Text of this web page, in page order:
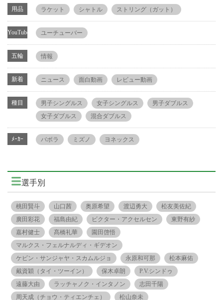
用品 ラケット シャトル ストリング（ガット）
YouTube ユーチューバー
五輪 情報
新着 ニュース 面白動画 レビュー動画
種目 男子シングルス 女子シングルス
男子ダブルス
女子ダブルス
混合ダブルス
ﾒｰｶｰ バボラ ミズノ ヨネックス
選手別
桃田賢斗 山口茜 奥原希望 渡辺勇大
松友美佐紀
廣田彩花
福島由紀 ビクター・アクセルセン
東野有紗
嘉村健士
髙橋礼華
園田啓悟
マルクス・フェルナルディ・ギデオン
ケビン・サンジャヤ・スカムルジョ
永原和可那
松本麻佑
戴資穎（タイ・ツーイン）
保木卓朗
P.V.シンドゥ
遠藤大由
ラッチャノク・インタノン
志田千陽
周天成（チョウ・ティエンチェ）
松山奈未